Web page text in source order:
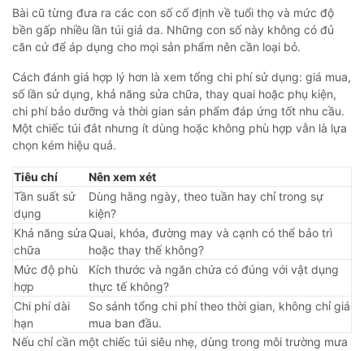
Bài cũ từng đưa ra các con số cố định về tuổi thọ và mức độ
bền gấp nhiều lần túi giả da. Những con số này không có đủ
căn cứ để áp dụng cho mọi sản phẩm nên cần loại bỏ.
Cách đánh giá hợp lý hơn là xem tổng chi phí sử dụng: giá mua,
số lần sử dụng, khả năng sửa chữa, thay quai hoặc phụ kiện,
chi phí bảo dưỡng và thời gian sản phẩm đáp ứng tốt nhu cầu.
Một chiếc túi đắt nhưng ít dùng hoặc không phù hợp vẫn là lựa
chọn kém hiệu quả.
Tiêu chí
Nên xem xét
Tần suất sử
dụng
Dùng hằng ngày, theo tuần hay chỉ trong sự
kiện?
Khả năng sửa
chữa
Quai, khóa, đường may và cạnh có thể bảo trì
hoặc thay thế không?
Mức độ phù
hợp
Kích thước và ngăn chứa có đúng với vật dụng
thực tế không?
Chi phí dài
hạn
So sánh tổng chi phí theo thời gian, không chỉ giá
mua ban đầu.
Nếu chỉ cần một chiếc túi siêu nhẹ, dùng trong môi trường mưa